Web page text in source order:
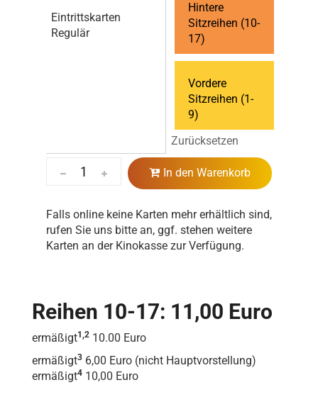
Eintrittskarten
Regulär
Hintere
Sitzreihen (10-
17)
Vordere
Sitzreihen (1-
9)
Zurücksetzen
In den Warenkorb
Falls online keine Karten mehr erhältlich sind,
rufen Sie uns bitte an, ggf. stehen weitere
Karten an der Kinokasse zur Verfügung.
Reihen 10-17: 11,00 Euro
ermäßigt1,2 10.00 Euro
ermäßigt3 6,00 Euro (nicht Hauptvorstellung)
ermäßigt4 10,00 Euro